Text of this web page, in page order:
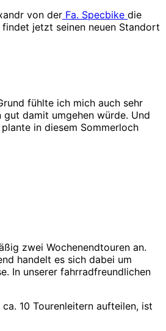
von der Fa. Specbike die
findet jetzt seinen neuen Standort
fühlte ich mich auch sehr
damit umgehen würde. Und
in diesem Sommerloch
zwei Wochenendtouren an.
handelt es sich dabei um
In unserer fahrradfreundlichen
10 Tourenleitern aufteilen, ist